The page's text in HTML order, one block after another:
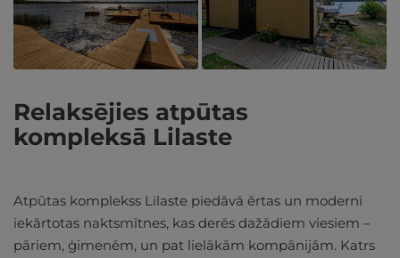
Relaksējies atpūtas
kompleksā Lilaste
Atpūtas komplekss Lilaste piedāvā ērtas un moderni
iekārtotas naktsmītnes, kas derēs dažādiem viesiem –
pāriem, ģimenēm, un pat lielākām kompānijām. Katrs